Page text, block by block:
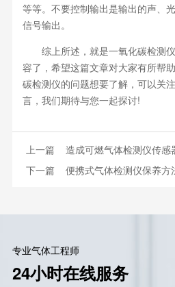
等等。不要控制输出是输出的声、
信号输出。
综上所述，就是一氧化碳检测仪
容了，希望这篇文章对大家有所帮
碳检测仪的问题想要了解，可以关
言，我们期待与您一起探讨!
上一篇 造成可燃气体检测仪传感器中毒的
下一篇 便携式气体检测仪保养方
专业气体工程师
24小时在线服务